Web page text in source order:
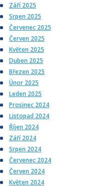
Září 2025
Srpen 2025
Červenec 2025
Červen 2025
Květen 2025
Duben 2025
Březen 2025
Únor 2025
Leden 2025
Prosinec 2024
Listopad 2024
Říjen 2024
Září 2024
Srpen 2024
Červenec 2024
Červen 2024
Květen 2024